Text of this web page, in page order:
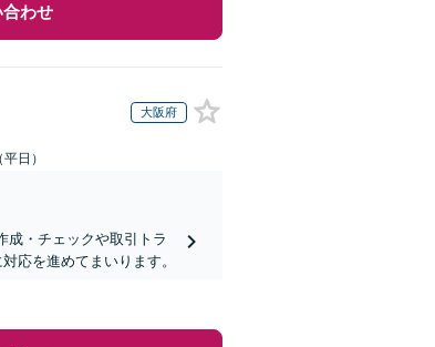
合わせ
大阪府
日）
成・チェックや取引トラ
応を進めてまいります。